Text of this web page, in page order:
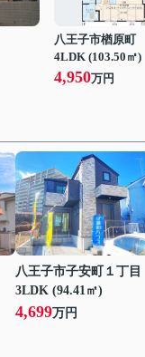
八王子市楢原町
4LDK (103.50㎡)
4,950万円
八王子市子安町１丁目
3LDK (94.41㎡)
4,699万円